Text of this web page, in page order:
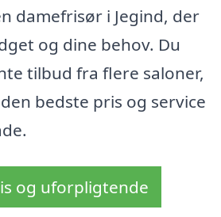
damefrisør i Jegind, der
og dine behov. Du
tilbud fra flere saloner,
bedste pris og service
og uforpligtende